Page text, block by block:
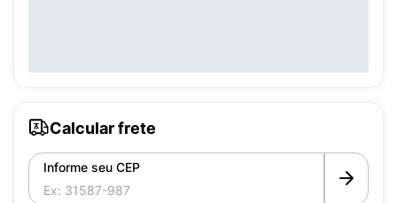
Calcular frete
Informe seu CEP